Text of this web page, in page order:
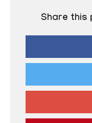
Share this